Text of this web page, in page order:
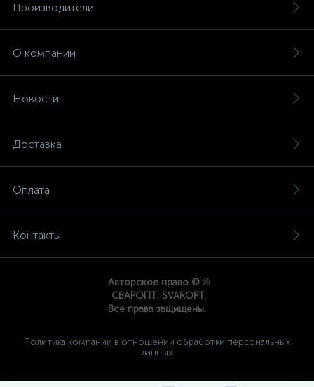
Производители
О компании
Новости
Доставка
Оплата
Контакты
Авторское право © ®
СВАРОПТ; SVAROPT.
Все права защищены.
Политика компании в отношении обработки персональных
данных